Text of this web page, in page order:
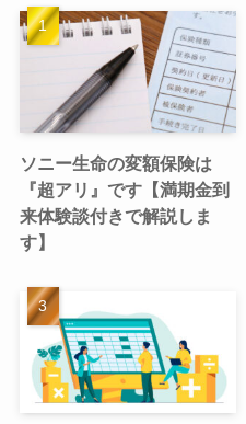
ソニー生命の変額保険は
『超アリ』です【満期金到
来体験談付きで解説しま
す】